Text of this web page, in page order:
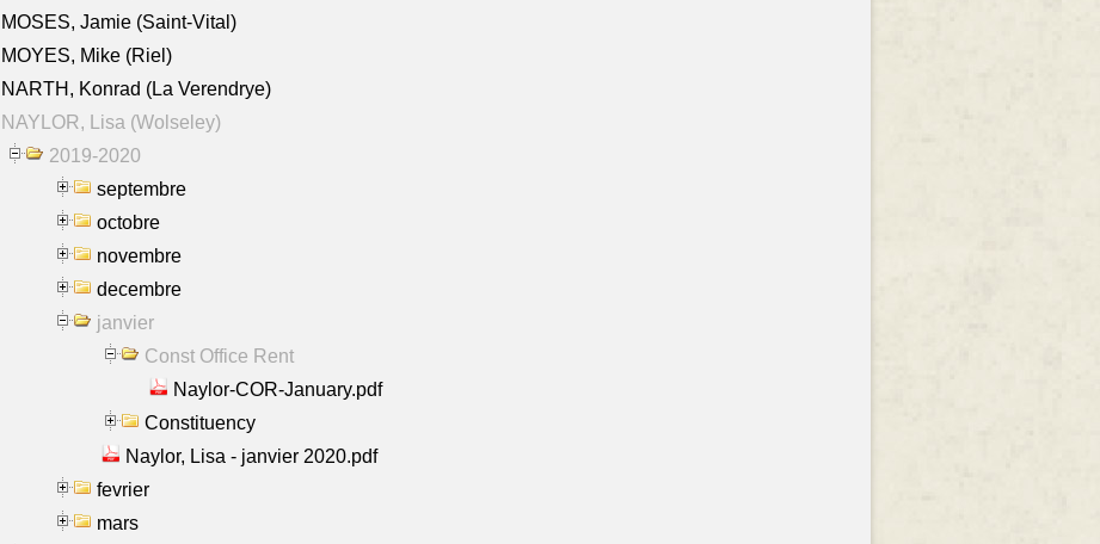
MOSES, Jamie (Saint-Vital)
MOYES, Mike (Riel)
NARTH, Konrad (La Verendrye)
NAYLOR, Lisa (Wolseley)
2019-2020
septembre
octobre
novembre
decembre
janvier
Const Office Rent
Naylor-COR-January.pdf
Constituency
Naylor, Lisa - janvier 2020.pdf
fevrier
mars